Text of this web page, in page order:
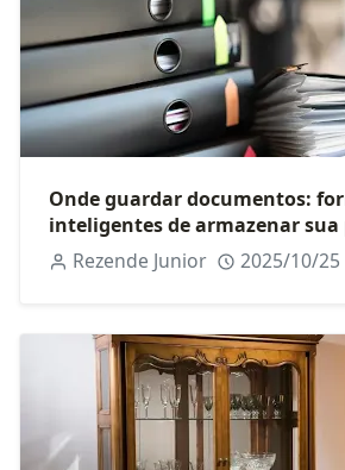
Onde guardar documentos:
inteligentes de armazenar sua
Rezende Junior
2025/10/25